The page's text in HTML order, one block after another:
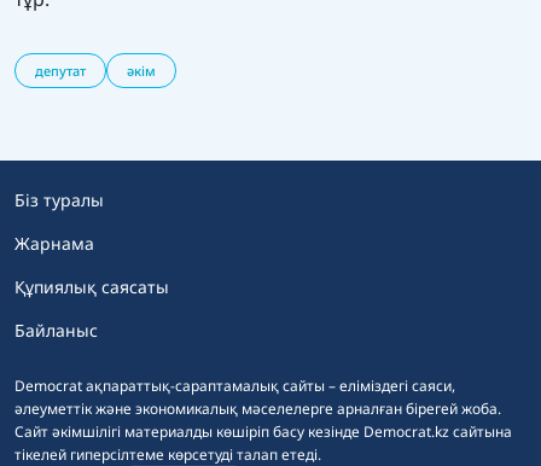
депутат әкім
Democrat ақпараттық-сараптамалық сайты – еліміздегі саяси,
әлеуметтік және экономикалық мәселелерге арналған бірегей жоба.
Сайт әкімшілігі материалды көшіріп басу кезінде Democrat.kz сайтына
тікелей гиперсілтеме көрсетуді талап етеді.
Біз туралы
Жарнама
Құпиялық саясаты
Байланыс